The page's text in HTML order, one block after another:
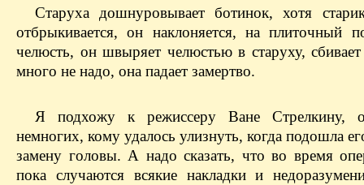
Старуха дошнуровывает ботинок, хотя
отбрыкивается, он наклоняется, на плиточный
челюсть, он швыряет челюстью в старуху,
много не надо, она падает замертво.
Я подхожу к режиссеру Ване Стрелкину,
немногих, кому удалось улизнуть, когда подошла
замену головы. А надо сказать, что во время
пока случаются всякие накладки и